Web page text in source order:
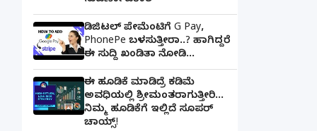
ಡಿಜಿಟಲ್ ಪೇಮೆಂಟಿಗೆ G Pay,
PhonePe ಬಳಸುತ್ತೀರಾ..? ಹಾಗಿದ್ದರೆ
ಈ ಸುದ್ದಿ ಖಂಡಿತಾ ನೋಡಿ...
ಈ ಹೂಡಿಕೆ ಮಾಡಿದ್ರೆ ಕಡಿಮೆ
ಅವಧಿಯಲ್ಲಿ ಶ್ರೀಮಂತರಾಗುತ್ತೀರಿ...
ನಿಮ್ಮ ಹೂಡಿಕೆಗೆ ಇಲ್ಲಿದೆ ಸೂಪರ್
ಚಾಯ್ಸ್‌!